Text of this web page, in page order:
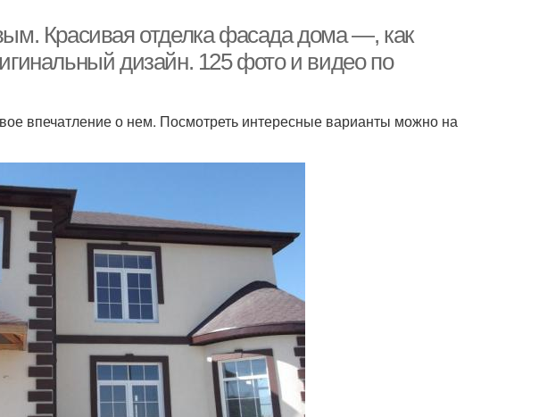
Красивая отделка фасада дома —, как
дизайн. 125 фото и видео по
впечатление о нем. Посмотреть интересные варианты можно на